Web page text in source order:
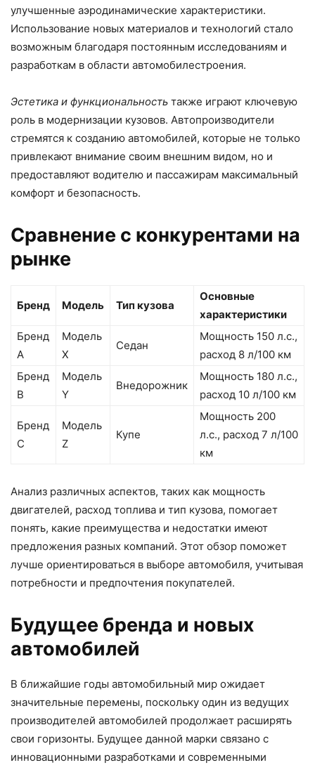
улучшенные аэродинамические характеристики.
Использование новых материалов и технологий стало
возможным благодаря постоянным исследованиям и
разработкам в области автомобилестроения.
Эстетика и функциональность также играют ключевую
роль в модернизации кузовов. Автопроизводители
стремятся к созданию автомобилей, которые не только
привлекают внимание своим внешним видом, но и
предоставляют водителю и пассажирам максимальный
комфорт и безопасность.
Сравнение с конкурентами на
рынке
Бренд Модель Тип кузова
Основные
характеристики
Бренд
А
Модель
X
Седан
Мощность 150 л.с.,
расход 8 л/100 км
Бренд
B
Модель
Y
Внедорожник
Мощность 180 л.с.,
расход 10 л/100 км
Бренд
C
Модель
Z
Купе
Мощность 200
л.с., расход 7 л/100
км
Анализ различных аспектов, таких как мощность
двигателей, расход топлива и тип кузова, помогает
понять, какие преимущества и недостатки имеют
предложения разных компаний. Этот обзор поможет
лучше ориентироваться в выборе автомобиля, учитывая
потребности и предпочтения покупателей.
Будущее бренда и новых
автомобилей
В ближайшие годы автомобильный мир ожидает
значительные перемены, поскольку один из ведущих
производителей автомобилей продолжает расширять
свои горизонты. Будущее данной марки связано с
инновационными разработками и современными